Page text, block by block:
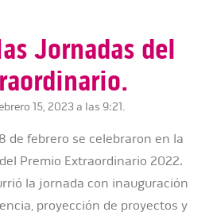
Jornadas del
15, 2023 a las 9:21.
de febrero se celebraron en la
Premio Extraordinario 2022.
la jornada con inauguración
proyección de proyectos y